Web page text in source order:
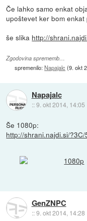
Če lahko samo enkat
upoštevet ker bom
še slika http://
Zgodovina sprememb…
spremenilo:Napajalc (9. okt
Napajalc
::9. okt 2014, 14:05
Še 1080p:
http://shrani.najdi.si/
GenZNPC
::9. okt 2014, 14:28